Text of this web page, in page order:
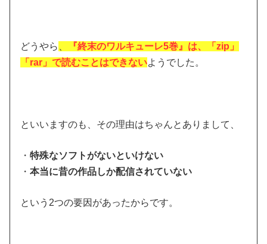
どうやら
『終末のワルキューレ5巻』は、「zip」
「rar」で読むことはできないようでした。
といいますのも、その理由はちゃんとありまして、
・特殊なソフトがないといけない
・本当に昔の作品しか配信されていない
という2つの要因があったからです。